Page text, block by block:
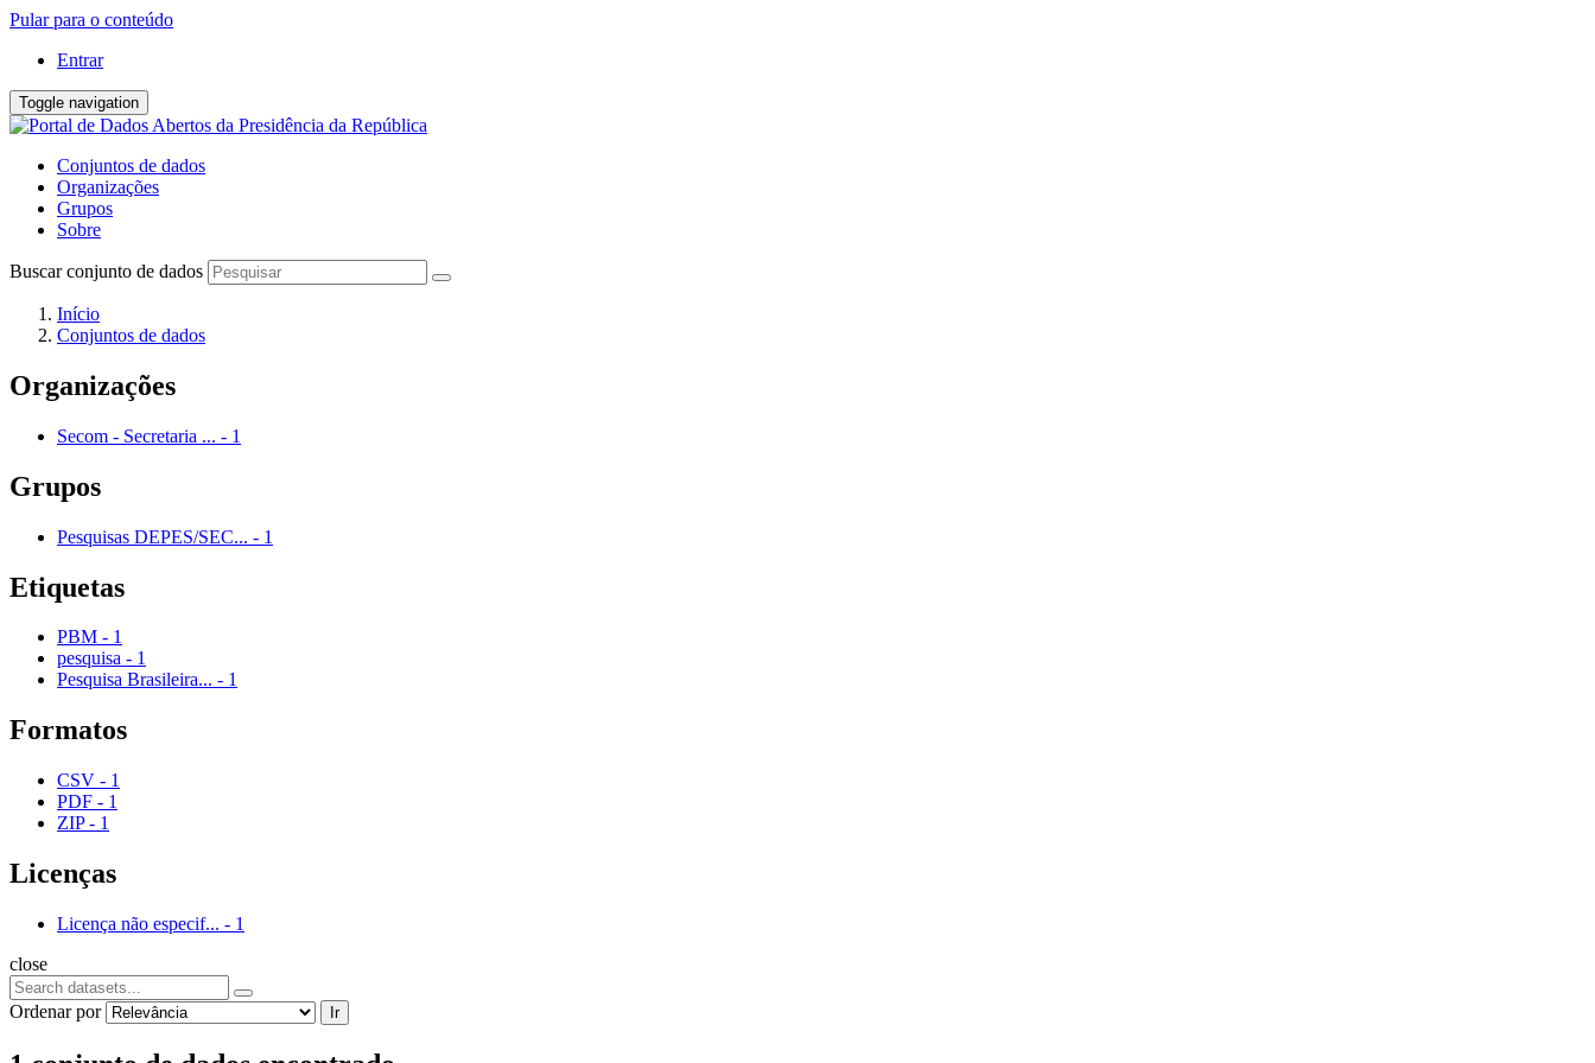
Pular para o conteúdo
Entrar
Toggle navigation
Conjuntos de dados
Organizações
Grupos
Sobre
Buscar conjunto de dados
Início
Conjuntos de dados
Organizações
Secom - Secretaria ... - 1
Grupos
Pesquisas DEPES/SEC... - 1
Etiquetas
PBM - 1
pesquisa - 1
Pesquisa Brasileira... - 1
Formatos
CSV - 1
PDF - 1
ZIP - 1
Licenças
Licença não especif... - 1
close
Ordenar por Ir